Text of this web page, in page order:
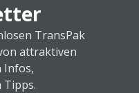
TransPak
attraktiven
Infos,